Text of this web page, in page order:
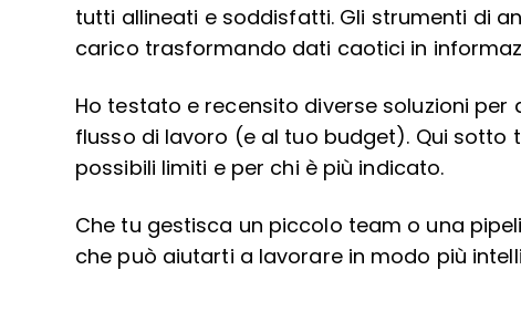
tutti allineati e soddisfatti. Gli strumenti di
carico trasformando dati caotici in
Ho testato e recensito diverse soluzioni
flusso di lavoro (e al tuo budget). Qui sotto
possibili limiti e per chi è più indicato.
Che tu gestisca un piccolo team o una
che può aiutarti a lavorare in modo più